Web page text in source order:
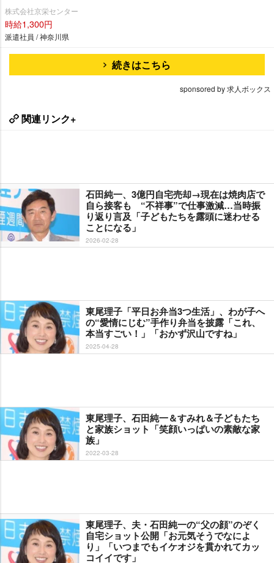
株式会社京栄センター
時給1,300円
派遣社員 / 神奈川県
続きはこちら
sponsored by 求人ボックス
関連リンク+
石田純一、3億円自宅売却→現在は焼肉店で
自ら接客も “不祥事”で仕事激減…当時振
り返り言及「子どもたちを露頭に迷わせる
ことになる」
2026-02-28
東尾理子「平日お弁当3つ生活」、わが子へ
の“愛情にじむ”手作り弁当を披露「これ、
本当すごい！」「おかず沢山ですね」
2025-04-28
東尾理子、石田純一＆すみれ＆子どもたち
と家族ショット「笑顔いっぱいの素敵な家
族」
2022-03-28
東尾理子、夫・石田純一の“父の顔”のぞく
自宅ショット公開「お元気そうでなによ
り」「いつまでもイケオジを貫かれてカッ
コイイです」